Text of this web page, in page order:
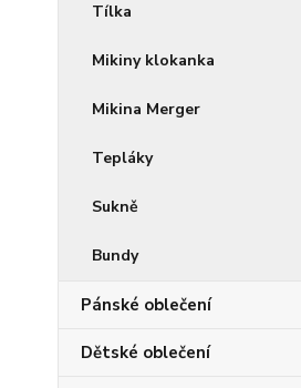
Tílka
Mikiny klokanka
Mikina Merger
Tepláky
Sukně
Bundy
Pánské oblečení
Dětské oblečení